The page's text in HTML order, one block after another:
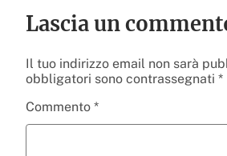
Lascia un
Il tuo indirizzo email non sarà
obbligatori sono contrassegnati *
Commento *